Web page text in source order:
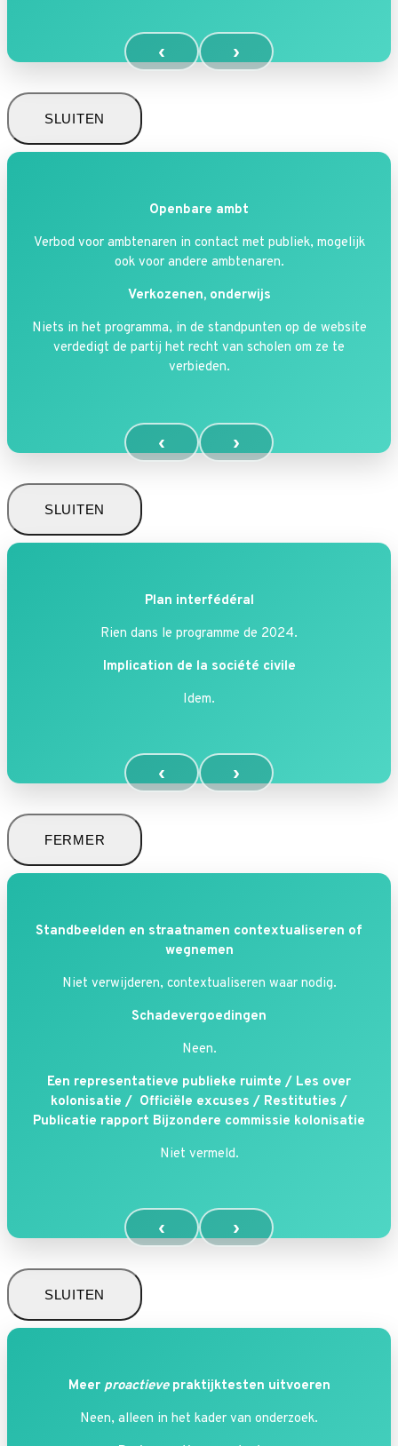
‹ ›
SLUITEN
Openbare ambt
Verbod voor ambtenaren in contact met publiek, mogelijk
ook voor andere ambtenaren.
Verkozenen, onderwijs
Niets in het programma, in de standpunten op de website
verdedigt de partij het recht van scholen om ze te
verbieden.
‹ ›
SLUITEN
Plan interfédéral
Rien dans le programme de 2024.
Implication de la société civile
Idem.
‹ ›
FERMER
Standbeelden en straatnamen contextualiseren of
wegnemen
Niet verwijderen, contextualiseren waar nodig.
Schadevergoedingen
Neen.
Een representatieve publieke ruimte / Les over
kolonisatie / Officiële excuses / Restituties /
Publicatie rapport Bijzondere commissie kolonisatie
Niet vermeld.
‹ ›
SLUITEN
Meer proactievepraktijktesten uitvoeren
Neen, alleen in het kader van onderzoek.